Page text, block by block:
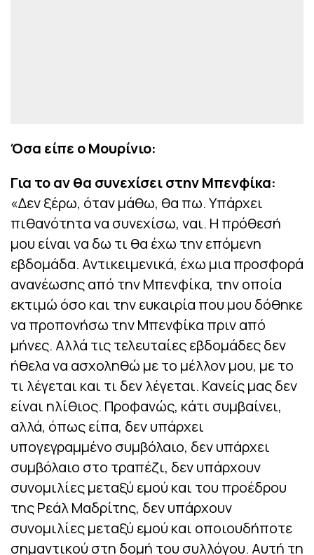
Όσα είπε ο Μουρίνιο:
Για το αν θα συνεχίσει στην Μπενφίκα:
«Δεν ξέρω, όταν μάθω, θα πω. Υπάρχει
πιθανότητα να συνεχίσω, ναι. Η πρόθεσή
μου είναι να δω τι θα έχω την επόμενη
εβδομάδα. Αντικειμενικά, έχω μια προσφορά
ανανέωσης από την Μπενφίκα, την οποία
εκτιμώ όσο και την ευκαιρία που μου δόθηκε
να προπονήσω την Μπενφίκα πριν από
μήνες. Αλλά τις τελευταίες εβδομάδες δεν
ήθελα να ασχοληθώ με το μέλλον μου, με το
τι λέγεται και τι δεν λέγεται. Κανείς μας δεν
είναι ηλίθιος. Προφανώς, κάτι συμβαίνει,
αλλά, όπως είπα, δεν υπάρχει
υπογεγραμμένο συμβόλαιο, δεν υπάρχει
συμβόλαιο στο τραπέζι, δεν υπάρχουν
συνομιλίες μεταξύ εμού και του προέδρου
της Ρεάλ Μαδρίτης, δεν υπάρχουν
συνομιλίες μεταξύ εμού και οποιουδήποτε
σημαντικού στη δομή του συλλόγου. Αυτή τη